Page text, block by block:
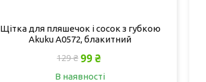
Щітка для пляшечок і сосок з губкою
Akuku A0572, блакитний
129 ₴ 99 ₴
В наявності